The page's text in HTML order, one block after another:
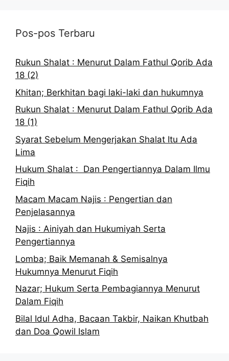
Pos-pos Terbaru
Rukun Shalat : Menurut Dalam Fathul Qorib Ada
18 (2)
Khitan; Berkhitan bagi laki-laki dan hukumnya
Rukun Shalat : Menurut Dalam Fathul Qorib Ada
18 (1)
Syarat Sebelum Mengerjakan Shalat Itu Ada
Lima
Hukum Shalat : Dan Pengertiannya Dalam Ilmu
Fiqih
Macam Macam Najis : Pengertian dan
Penjelasannya
Najis : Ainiyah dan Hukumiyah Serta
Pengertiannya
Lomba; Baik Memanah & Semisalnya
Hukumnya Menurut Fiqih
Nazar; Hukum Serta Pembagiannya Menurut
Dalam Fiqih
Bilal Idul Adha, Bacaan Takbir, Naikan Khutbah
dan Doa Qowil Islam